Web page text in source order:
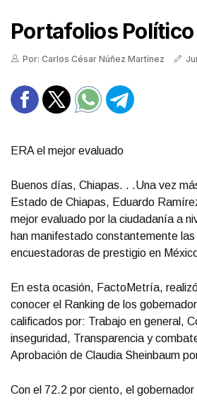
Portafolios Político
Por: Carlos César Núñez Martínez
❮
ERA el mejor evaluado
Buenos días, Chiapas. . .Una vez
Estado de Chiapas, Eduardo
mejor evaluado por la ciudadanía a
han manifestado constantemente
encuestadoras de prestigio en
En esta ocasión, FactoMetría,
conocer el Ranking de los
calificados por: Trabajo en general,
inseguridad, Transparencia y
Aprobación de Claudia Sheinbaum
Con el 72.2 por ciento, el